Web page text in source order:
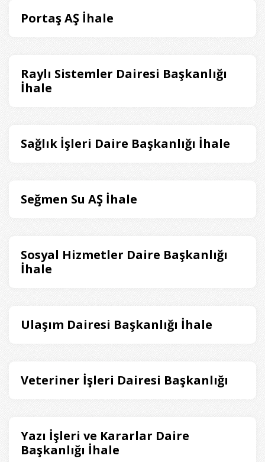
Portaş AŞ İhale
Raylı Sistemler Dairesi Başkanlığı
İhale
Sağlık İşleri Daire Başkanlığı İhale
Seğmen Su AŞ İhale
Sosyal Hizmetler Daire Başkanlığı
İhale
Ulaşım Dairesi Başkanlığı İhale
Veteriner İşleri Dairesi Başkanlığı
Yazı İşleri ve Kararlar Daire
Başkanlığı İhale